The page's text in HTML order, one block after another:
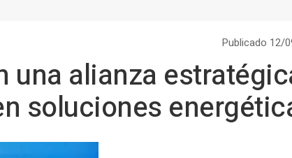
Publicado 12/
una alianza
soluciones